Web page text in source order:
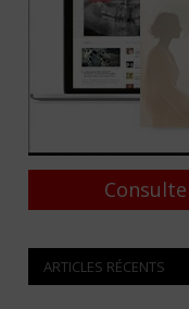
ARTICLES RÉCENTS